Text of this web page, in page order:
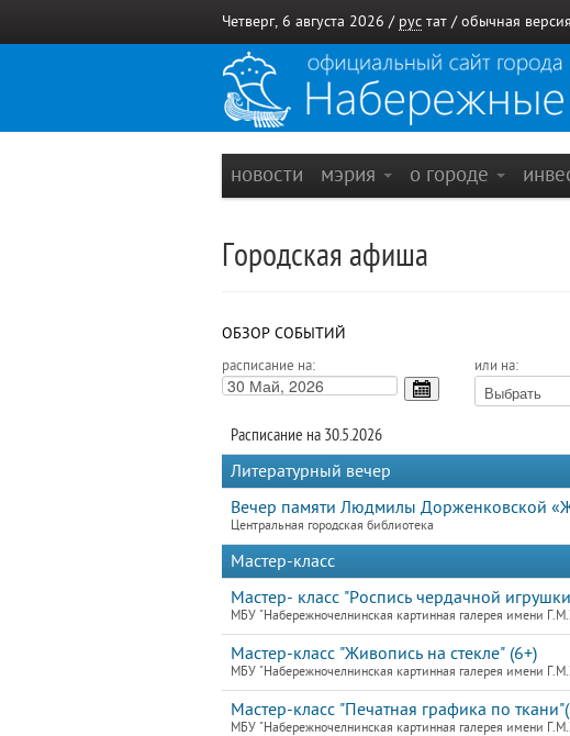
Четверг, 6 августа 2026 / рус тат / обычная версия
новости мэрия о городе
Городская афиша
ОБЗОР СОБЫТИЙ
расписание на: или на:
Расписание на 30.5.2026
Литературный вечер
Вечер памяти Людмилы Дорженковской
Центральная городская библиотека
Мастер-класс
Мастер- класс "Роспись чердачной
МБУ "Набережночелнинская картинная галерея имени
Мастер-класс "Живопись на стекле" (6+)
МБУ "Набережночелнинская картинная галерея имени
Мастер-класс "Печатная графика по
МБУ "Набережночелнинская картинная галерея имени